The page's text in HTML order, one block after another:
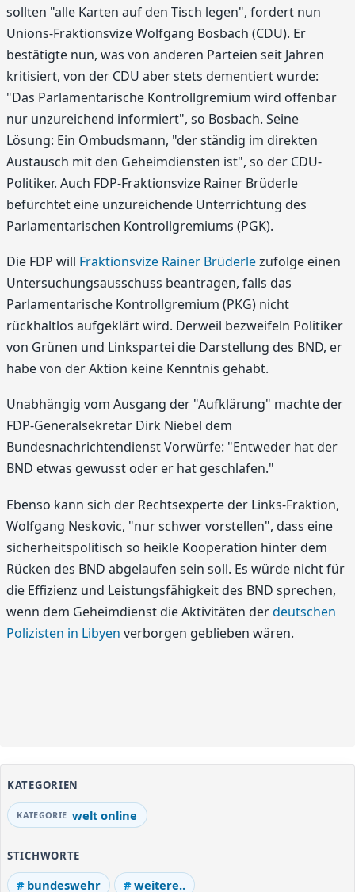
sollten "alle Karten auf den Tisch legen", fordert nun
Unions-Fraktionsvize Wolfgang Bosbach (CDU). Er
bestätigte nun, was von anderen Parteien seit Jahren
kritisiert, von der CDU aber stets dementiert wurde:
"Das Parlamentarische Kontrollgremium wird offenbar
nur unzureichend informiert", so Bosbach. Seine
Lösung: Ein Ombudsmann, "der ständig im direkten
Austausch mit den Geheimdiensten ist", so der CDU-
Politiker. Auch FDP-Fraktionsvize Rainer Brüderle
befürchtet eine unzureichende Unterrichtung des
Parlamentarischen Kontrollgremiums (PGK).
Die FDP will Fraktionsvize Rainer Brüderlezufolge einen
Untersuchungsausschuss beantragen, falls das
Parlamentarische Kontrollgremium (PKG) nicht
rückhaltlos aufgeklärt wird. Derweil bezweifeln Politiker
von Grünen und Linkspartei die Darstellung des BND, er
habe von der Aktion keine Kenntnis gehabt.
Unabhängig vom Ausgang der "Aufklärung" machte der
FDP-Generalsekretär Dirk Niebel dem
Bundesnachrichtendienst Vorwürfe: "Entweder hat der
BND etwas gewusst oder er hat geschlafen."
Ebenso kann sich der Rechtsexperte der Links-Fraktion,
Wolfgang Neskovic, "nur schwer vorstellen", dass eine
sicherheitspolitisch so heikle Kooperation hinter dem
Rücken des BND abgelaufen sein soll. Es würde nicht für
die Effizienz und Leistungsfähigkeit des BND sprechen,
wenn dem Geheimdienst die Aktivitäten derdeutschen
Polizisten in Libyen verborgen geblieben wären.
KATEGORIEN
welt online
STICHWORTE
bundeswehr weitere..